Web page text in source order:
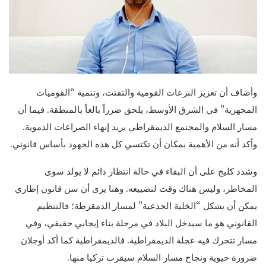
وأضاف أن تعزيز النزعات القومية والتفتت، وتنمية “القوميات
المجهرية” في الشرق الأوسط، يلحق ضرراً بالغاً بالمنطقة. فيما أن
مسار السلام والمجتمع الديمقراطي يريد إنهاء الصراعات الدموية.
وأكد أنه من الأهمية بمكان أن تكتسي كل هذه الجهود بأساس قانوني.
وشدد كليج على أن البقاء في حالة انتظار دائم لا يولد سوى
المخاطر، وليس هناك وقت لتضييعه. وهنا يرى أن سن قانون إطاري
يمكن أن يشكل “الخلية الجذعية” لمسار الدمقرطة؛ فالتنظيم
القانوني هو ما سيدخل البلاد في مرحلة بناء إيجابي حقيقي، وفي
مسار تتحرك فيه عجلة الديمقراطية. فالديمقراطية كما أكد أوجلان
ضرورة حيوية ونجاح مسار السلام سيقرب تركيا منها.